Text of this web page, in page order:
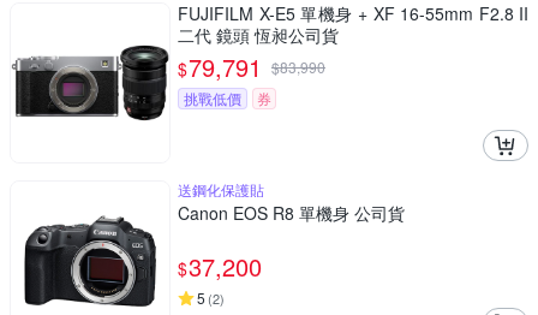
FUJIFILM X-E5 單機身 + XF 16-55mm F2.8 II
二代 鏡頭 恆昶公司貨
$79,791 $83,990
挑戰低價
券
送鋼化保護貼
Canon EOS R8 單機身 公司貨
$37,200
5 (2)